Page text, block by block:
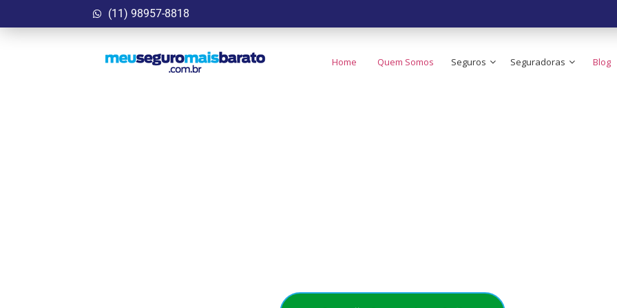
(11) 98957-8818
Home Quem Somos Seguros Seguradoras Blog